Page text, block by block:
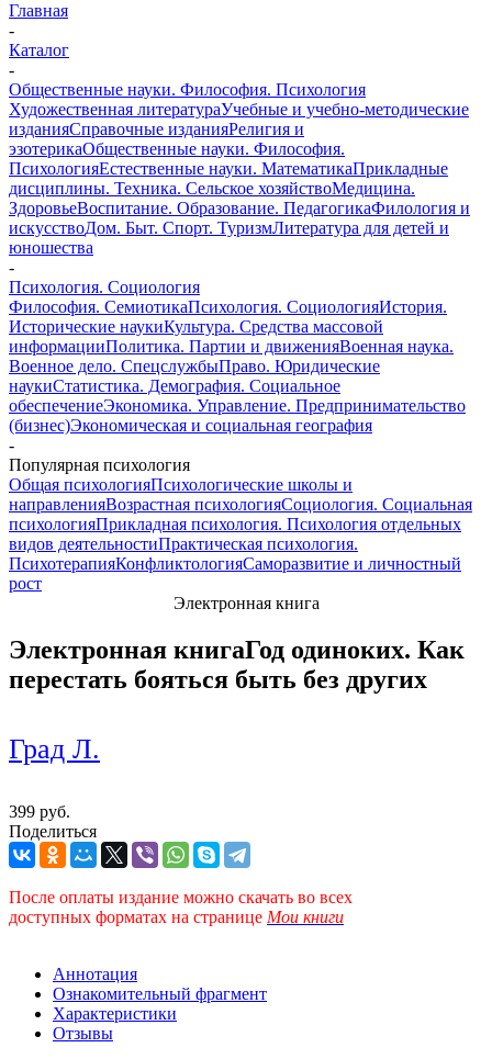
Главная
-
Каталог
-
Общественные науки. Философия. Психология
Художественная литератураУчебные и учебно-методические
изданияСправочные изданияРелигия и
эзотерикаОбщественные науки. Философия.
ПсихологияЕстественные науки. МатематикаПрикладные
дисциплины. Техника. Сельское хозяйствоМедицина.
ЗдоровьеВоспитание. Образование. ПедагогикаФилология и
искусствоДом. Быт. Спорт. ТуризмЛитература для детей и
юношества
-
Психология. Социология
Философия. СемиотикаПсихология. СоциологияИстория.
Исторические наукиКультура. Средства массовой
информацииПолитика. Партии и движенияВоенная наука.
Военное дело. СпецслужбыПраво. Юридические
наукиСтатистика. Демография. Социальное
обеспечениеЭкономика. Управление. Предпринимательство
(бизнес)Экономическая и социальная география
-
Популярная психология
Общая психологияПсихологические школы и
направленияВозрастная психологияСоциология. Социальная
психологияПрикладная психология. Психология отдельных
видов деятельностиПрактическая психология.
ПсихотерапияКонфликтологияСаморазвитие и личностный
рост
Электронная книга
Электронная книгаГод одиноких. Как
перестать бояться быть без других
Град Л.
399 руб.
Поделиться
После оплаты издание можно скачать во всех
доступных форматах на странице Мои книги
Аннотация
Ознакомительный фрагмент
Характеристики
Отзывы